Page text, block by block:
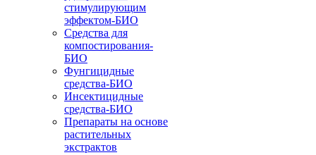
стимулирующим
эффектом-БИО
Средства для
компостирования-
БИО
Фунгицидные
средства-БИО
Инсектицидные
средства-БИО
Препараты на основе
растительных
экстрактов